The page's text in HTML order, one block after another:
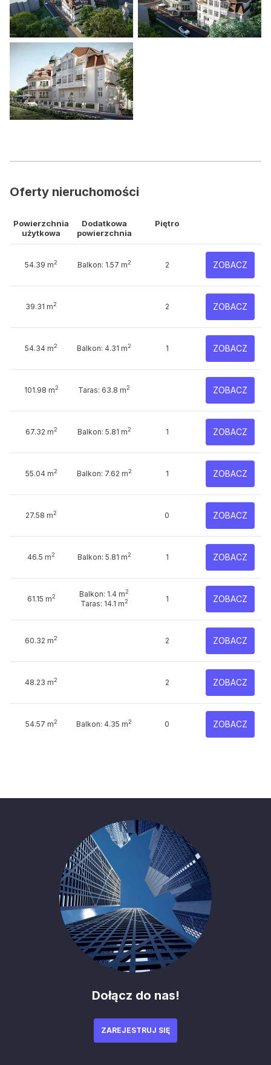
Oferty nieruchomości
Powierzchnia
użytkowa
Dodatkowa
powierzchnia
Piętro
54.39 m2 Balkon: 1.57 m2 2 ZOBACZ
39.31 m2 2 ZOBACZ
54.34 m2 Balkon: 4.31 m2 1 ZOBACZ
101.98 m2 Taras: 63.8 m2 ZOBACZ
67.32 m2 Balkon: 5.81 m2 1 ZOBACZ
55.04 m2 Balkon: 7.62 m2 1 ZOBACZ
27.58 m2 0 ZOBACZ
46.5 m2 Balkon: 5.81 m2 1 ZOBACZ
61.15 m2 Balkon: 1.4 m2
Taras: 14.1 m2 1 ZOBACZ
60.32 m2 2 ZOBACZ
48.23 m2 2 ZOBACZ
54.57 m2 Balkon: 4.35 m2 0 ZOBACZ
Dołącz do nas!
ZAREJESTRUJ SIĘ